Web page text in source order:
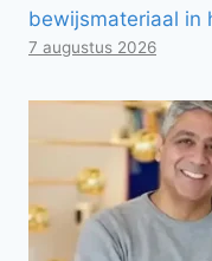
bewijsmateriaal in
7 augustus 2026